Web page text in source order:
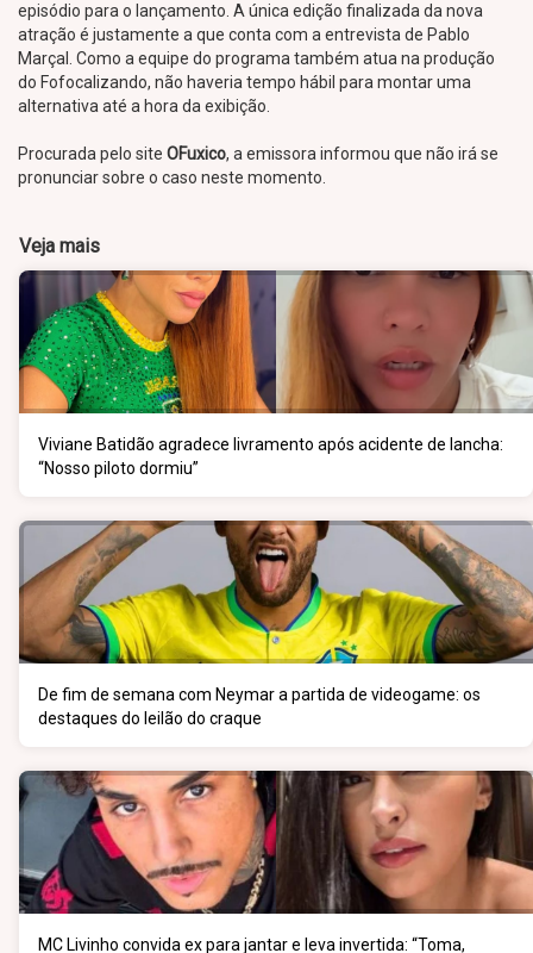
episódio para o lançamento. A única edição finalizada da nova
atração é justamente a que conta com a entrevista de Pablo
Marçal. Como a equipe do programa também atua na produção
do Fofocalizando, não haveria tempo hábil para montar uma
alternativa até a hora da exibição.
Procurada pelo site OFuxico, a emissora informou que não irá se
pronunciar sobre o caso neste momento.
Veja mais
Viviane Batidão agradece livramento após acidente de lancha:
“Nosso piloto dormiu”
De fim de semana com Neymar a partida de videogame: os
destaques do leilão do craque
MC Livinho convida ex para jantar e leva invertida: “Toma,